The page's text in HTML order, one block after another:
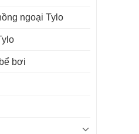
ngoại Tylo
bơi